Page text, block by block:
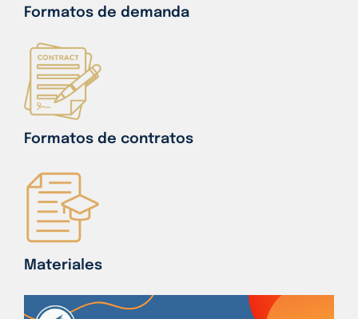
Formatos de demanda
Formatos de contratos
Materiales